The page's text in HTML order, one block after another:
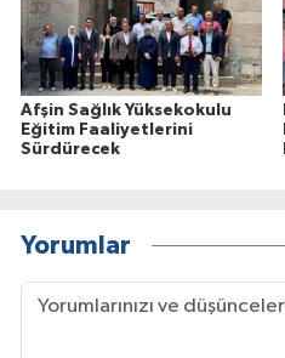
Afşin Sağlık Yüksekokulu
Eğitim Faaliyetlerini
Sürdürecek
Yorumlar